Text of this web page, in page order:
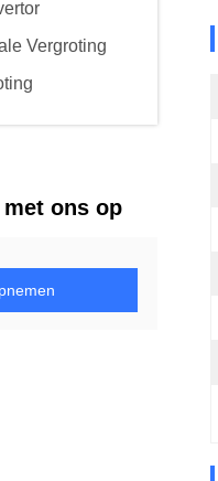
Vergroting
ons op